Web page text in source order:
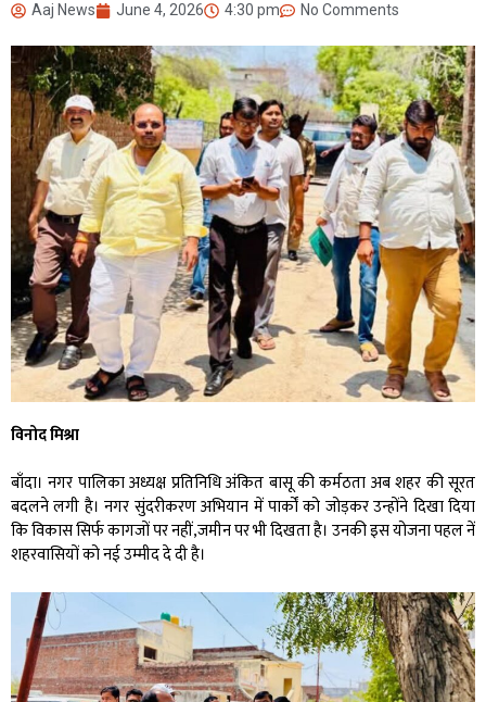
Aaj News June 4, 2026 4:30 pm No Comments
विनोद मिश्रा
बाँदा। नगर पालिका अध्यक्ष प्रतिनिधि अंकित बासू की कर्मठता अब शहर की सूरत
बदलने लगी है। नगर सुंदरीकरण अभियान में पार्कों को जोड़कर उन्होंने दिखा दिया
कि विकास सिर्फ कागजों पर नहीं,जमीन पर भी दिखता है। उनकी इस योजना पहल नें
शहरवासियों को नई उम्मीद दे दी है।